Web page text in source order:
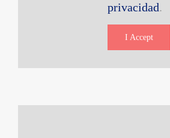
privacidad.
I Accept